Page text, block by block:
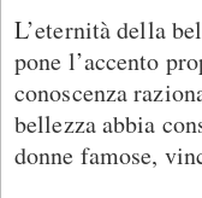
L’eternità della
pone l’accento
conoscenza
bellezza abbia
donne famose,